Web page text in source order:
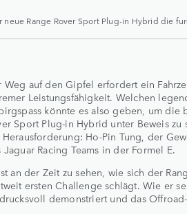
neue Range Rover Sport Plug-in Hybrid die
Weg auf den Gipfel erfordert ein
Leistungsfähigkeit. Welchen
könnte es also geben, um die
Sport Plug-in Hybrid unter Beweis
Ho-Pin Tung, der
Jaguar Racing Teams in der Formel E.
an der Zeit zu sehen, wie sich der
ersten Challenge schlägt. Wie er
demonstriert und das